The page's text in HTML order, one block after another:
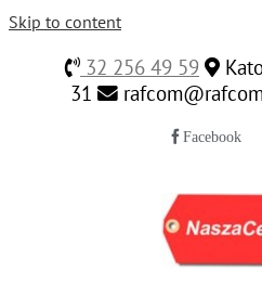
Skip to content
32 256 49 59
31
Facebook